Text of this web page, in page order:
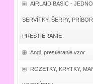
AIRLAID BASIC -
SERVÍTKY, ŠERPY,
PRESTIERANIE
Angl. prestieranie vzor
ROZETKY, KRYTKY,